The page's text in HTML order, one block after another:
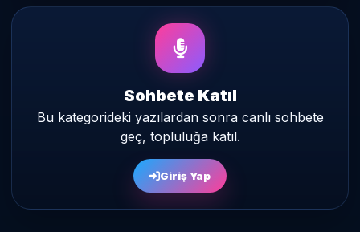
Sohbete Katıl
Bu kategorideki yazılardan sonra canlı sohbete
geç, topluluğa katıl.
Giriş Yap